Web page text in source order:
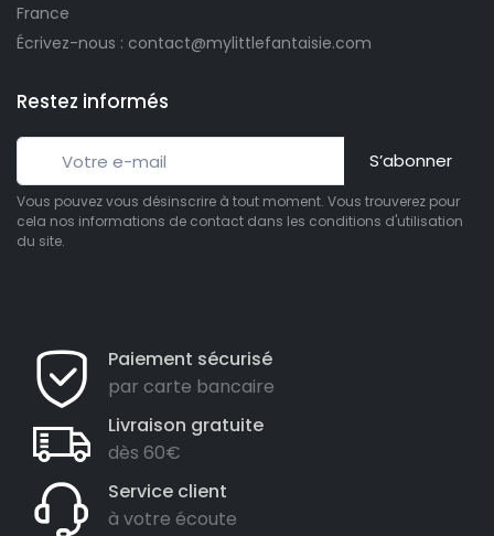
France
Écrivez-nous : contact@mylittlefantaisie.com
Restez informés
S’abonner
Vous pouvez vous désinscrire à tout moment. Vous trouverez pour
cela nos informations de contact dans les conditions d'utilisation
du site.
Paiement sécurisé
par carte bancaire
Livraison gratuite
dès 60€
Service client
à votre écoute